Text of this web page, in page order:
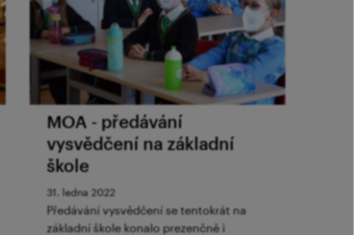
MOA - předávání
vysvědčení na základní
škole
31. ledna 2022
Předávání vysvědčení se tentokrát na
základní škole konalo prezenčně i